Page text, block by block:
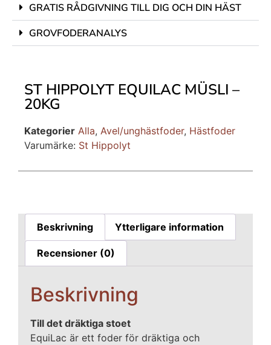
GRATIS RÅDGIVNING TILL DIG OCH DIN HÄST
GROVFODERANALYS
ST HIPPOLYT EQUILAC MÜSLI –
20KG
Kategorier Alla, Avel/unghästfoder, Hästfoder
Varumärke: St Hippolyt
Beskrivning Ytterligare information
Recensioner (0)
Beskrivning
Till det dräktiga stoet
EquiLac är ett foder för dräktiga och